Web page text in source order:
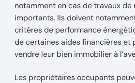
notamment en cas de travaux de
importants. Ils doivent
critères de performance
de certaines aides financières et
vendre leur bien immobilier à
Les propriétaires occupants